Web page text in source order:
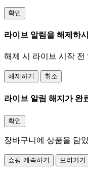
확인
라이브 알림을 해제하
해제 시 라이브 시작 전
해제하기 취소
라이브 알림 해지가 완
확인
장바구니에 상품을 담
쇼핑 계속하기 보러가기